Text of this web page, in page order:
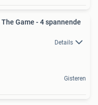
The Game - 4 spannende
Details
Gisteren